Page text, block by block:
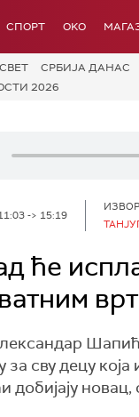
СПОРТ OKO
СВЕТ СРБИЈА ДАНАС
2026
-> 15:19
ће
за сву децу
добијају